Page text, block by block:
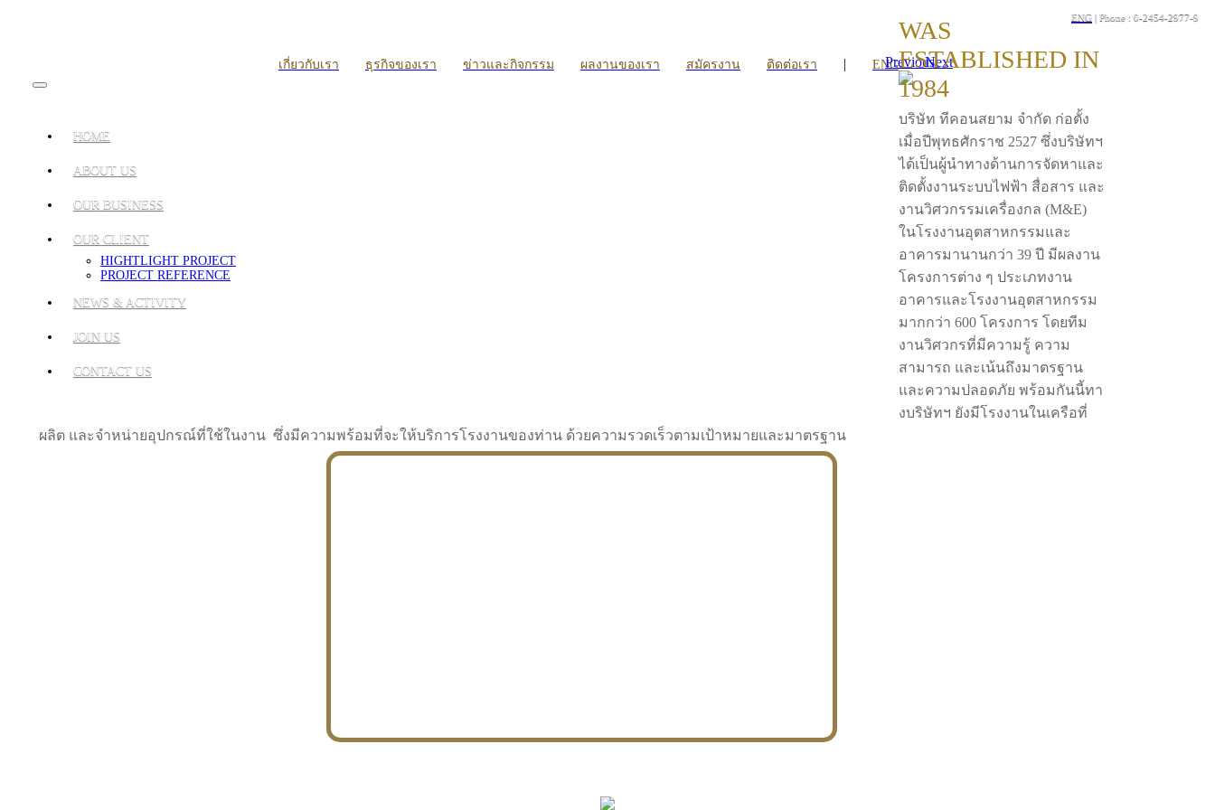
ENG | Phone : 0-2454-2977-9
เกี่ยวกับเรา ธุรกิจของเรา ข่าวและกิจกรรม ผลงานของเรา สมัครงาน ติดต่อเรา | ENG
HOME
ABOUT US
OUR BUSINESS
OUR CLIENT
HIGHTLIGHT PROJECT
PROJECT REFERENCE
NEWS & ACTIVITY
JOIN US
CONTACT US
PreviousNext
WAS
ESTABLISHED IN
1984
บริษัท ทีคอนสยาม จำกัด ก่อตั้ง
เมื่อปีพุทธศักราช 2527 ซึ่งบริษัทฯ
ได้เป็นผู้นำทางด้านการจัดหาและ
ติดตั้งงานระบบไฟฟ้า สื่อสาร และ
งานวิศวกรรมเครื่องกล (M&E)
ในโรงงานอุตสาหกรรมและ
อาคารมานานกว่า 39 ปี มีผลงาน
โครงการต่าง ๆ ประเภทงาน
อาคารและโรงงานอุตสาหกรรม
มากกว่า 600 โครงการ โดยทีม
งานวิศวกรที่มีความรู้ ความ
สามารถ และเน้นถึงมาตรฐาน
และความปลอดภัย พร้อมกันนี้ทา
งบริษัทฯ ยังมีโรงงานในเครือที่
ผลิต และจำหน่ายอุปกรณ์ที่ใช้ในงาน ซึ่งมีความพร้อมที่จะให้บริการโรงงานของท่าน ด้วยความรวดเร็วตามเป้าหมายและมาตรฐาน